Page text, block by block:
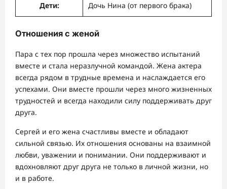
Дети: Дочь Нина (от первого брака)
Отношения с женой
Пара с тех пор прошла через множество испытаний
вместе и стала неразлучной командой. Жена актера
всегда рядом в трудные времена и наслаждается его
успехами. Они вместе прошли через много жизненных
трудностей и всегда находили силу поддерживать друг
друга.
Сергей и его жена счастливы вместе и обладают
сильной связью. Их отношения основаны на взаимной
любви, уважении и понимании. Они поддерживают и
вдохновляют друг друга не только в личной жизни, но
и в работе.